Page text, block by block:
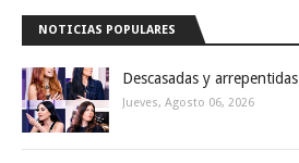
NOTICIAS POPULARES
Descasadas y arrepentidas
Jueves, Agosto 06, 2026